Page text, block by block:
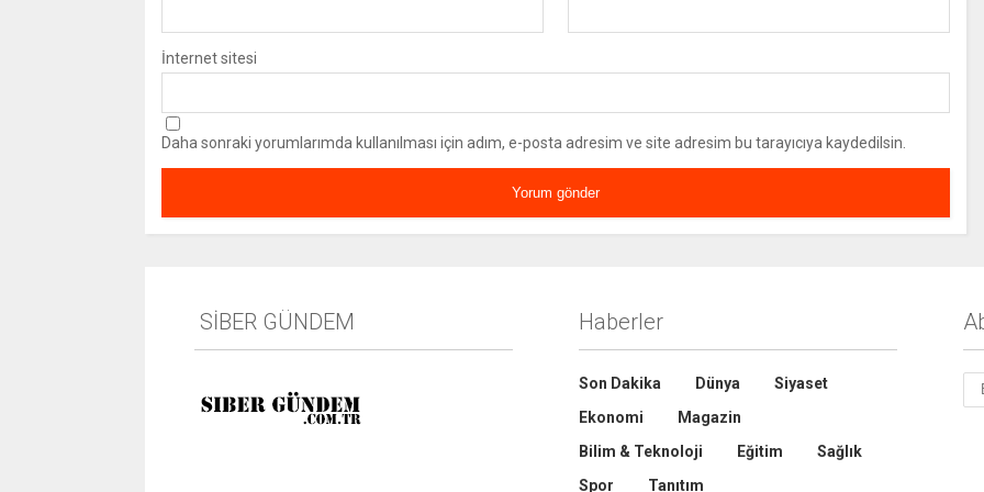
İnternet sitesi
Daha sonraki yorumlarımda kullanılması için adım, e-posta adresim ve site adresim bu tarayıcıya kaydedilsin.
SİBER GÜNDEM Haberler
Son Dakika Dünya
Siyaset
Ekonomi
Magazin
Bilim & Teknoloji
Eğitim
Sağlık
Spor
Tanıtım